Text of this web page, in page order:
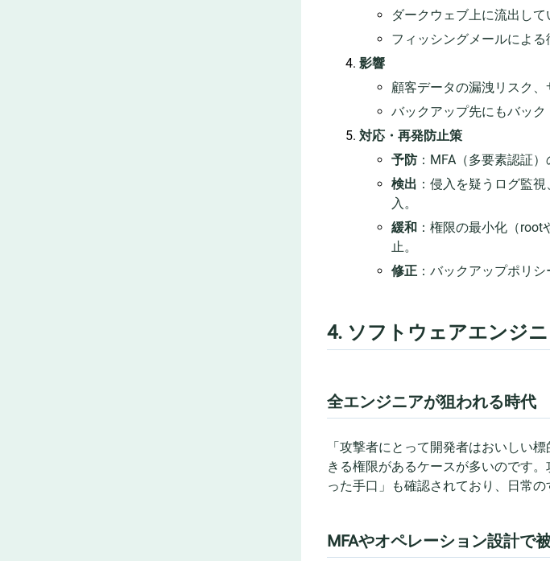
ダークウェブ上に流出して
フィッシングメールによ
影響
顧客データの漏洩リスク、
バックアップ先にもバック
対応・再発防止策
予防：MFA（多要素認証）
検出 ：侵入を疑うログ監
入。
緩和 ：権限の最小化（
止。
修正 ：バックアップポリ
4. ソフトウェアエンジ
全エンジニアが狙われる時代
「攻撃者にとって開発者はおいしい
きる権限があるケースが多いのです
った手口」も確認されており、日常
MFAやオペレーション設計で